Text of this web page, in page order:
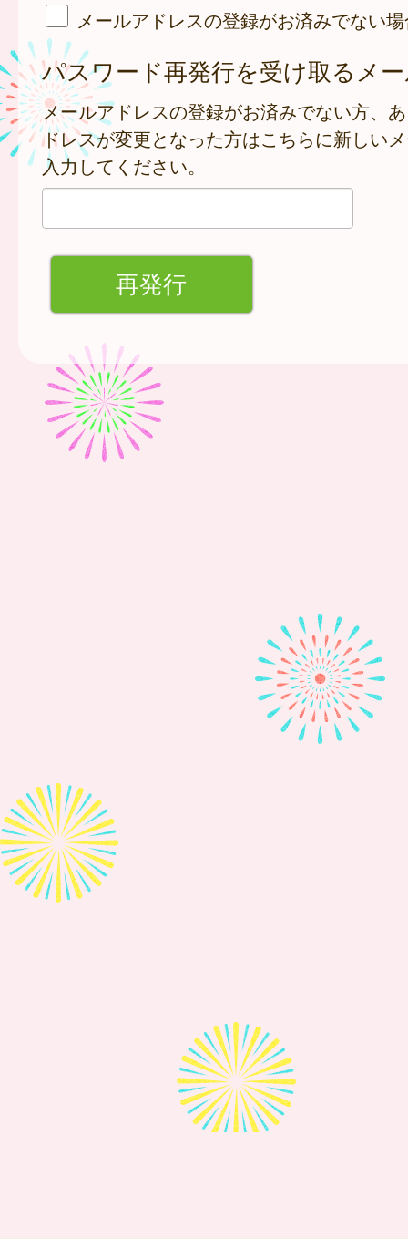
メールアドレスの登録がお済みでない
パスワード再発行を受け取るメ
メールアドレスの登録がお済みでない方、
ドレスが変更となった方はこちらに新しい
入力してください。